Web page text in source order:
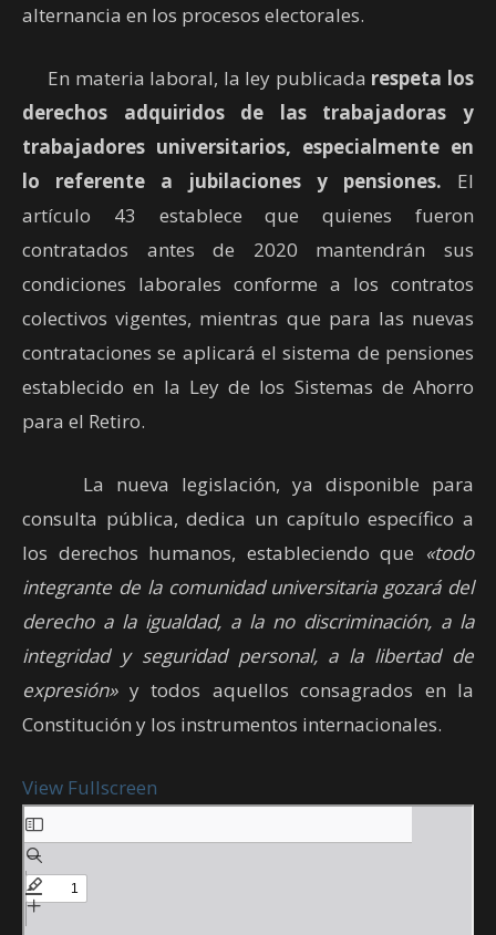
alternancia en los procesos electorales.
En materia laboral, la ley publicada respeta los
derechos adquiridos de las trabajadoras y
trabajadores universitarios, especialmente en
lo referente a jubilaciones y pensiones. El
artículo 43 establece que quienes fueron
contratados antes de 2020 mantendrán sus
condiciones laborales conforme a los contratos
colectivos vigentes, mientras que para las nuevas
contrataciones se aplicará el sistema de pensiones
establecido en la Ley de los Sistemas de Ahorro
para el Retiro.
La nueva legislación, ya disponible para
consulta pública, dedica un capítulo específico a
los derechos humanos, estableciendo que «todo
integrante de la comunidad universitaria gozará del
derecho a la igualdad, a la no discriminación, a la
integridad y seguridad personal, a la libertad de
expresión»y todos aquellos consagrados en la
Constitución y los instrumentos internacionales.
View Fullscreen
Saltar
al
contenido
del